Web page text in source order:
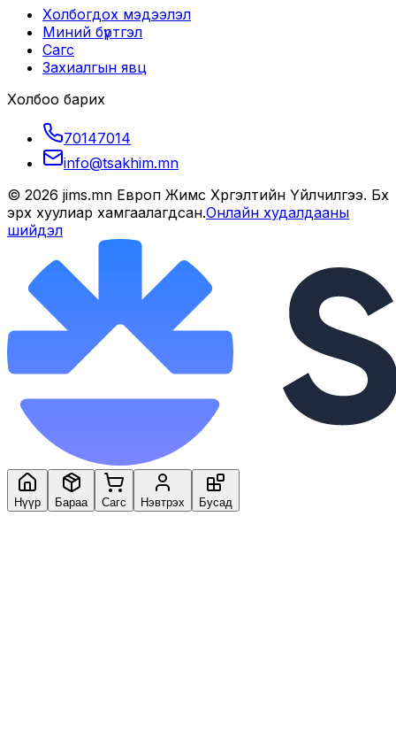
Холбогдох мэдээлэл
Миний бүртгэл
Сагс
Захиалгын явц
Холбоо барих
70147014
info@tsakhim.mn
© 2026 jims.mn Европ Жимс Хүргэлтийн Үйлчилгээ. Бүх
эрх хуулиар хамгаалагдсан.Онлайн худалдааны
шийдэл
Нүүр Бараа Сагс Нэвтрэх Бусад